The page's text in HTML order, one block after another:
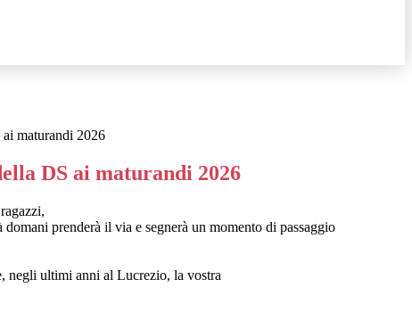
maturandi 2026
DS ai maturandi 2026
domani prenderà il via e segnerà un momento di passaggio
negli ultimi anni al Lucrezio, la vostra